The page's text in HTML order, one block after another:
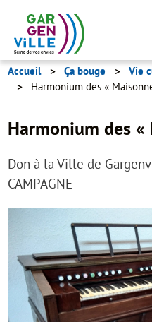
Accueil Ça bouge Vie
Harmonium des «
Harmonium des
Don à la Ville de
CAMPAGNE